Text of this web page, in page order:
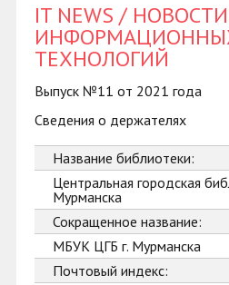
IT NEWS / НОВОСТИ
ТЕХНОЛОГИЙ
Выпуск №11 от 2021 года
Сведения о держателях
Название библиотеки:
Центральная городская
Мурманска
Сокращенное название:
МБУК ЦГБ г. Мурманска
Почтовый индекс: